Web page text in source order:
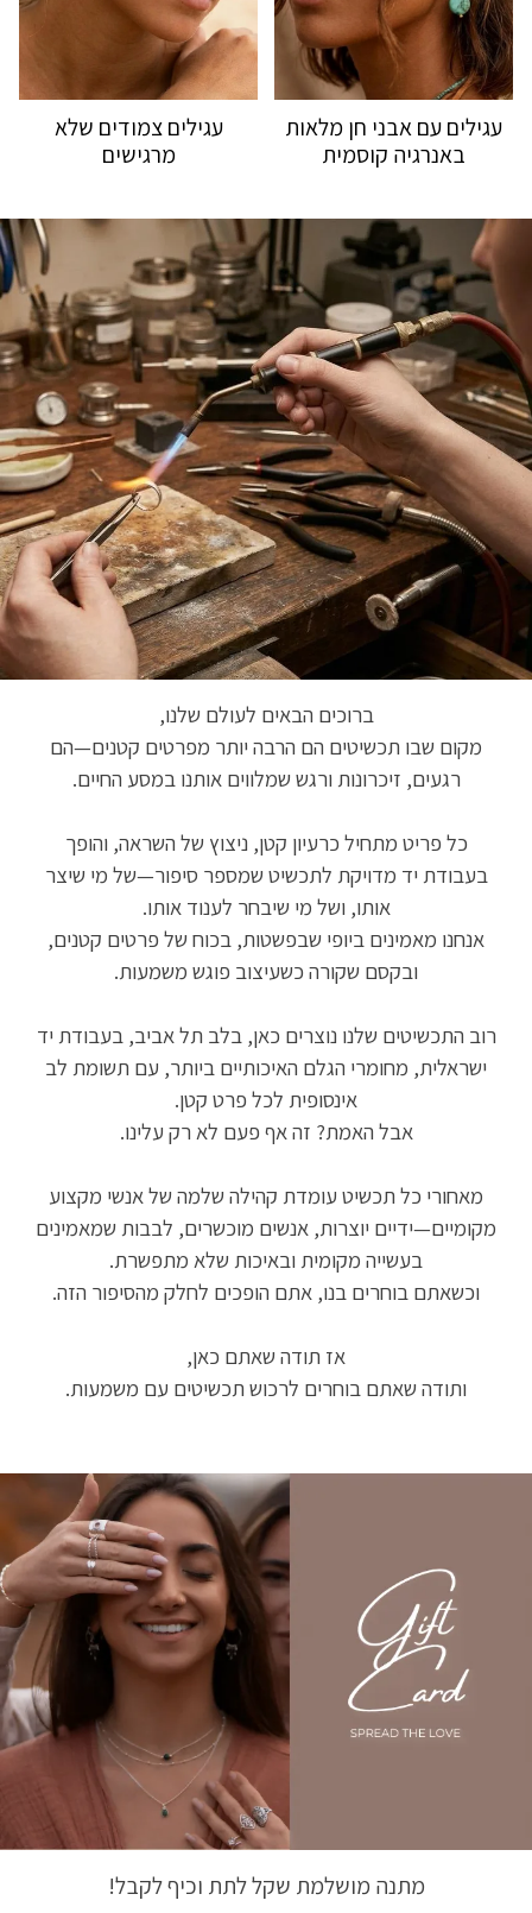
עגילים עם אבני חן מלאות
באנרגיה קוסמית
עגילים צמודים שלא
מרגישים
ברוכים הבאים לעולם שלנו,
מקום שבו תכשיטים הם הרבה יותר מפרטים קטנים—הם
רגעים, זיכרונות ורגש שמלווים אותנו במסע החיים.
כל פריט מתחיל כרעיון קטן, ניצוץ של השראה, והופך
בעבודת יד מדויקת לתכשיט שמספר סיפור—של מי שיצר
אותו, ושל מי שיבחר לענוד אותו.
אנחנו מאמינים ביופי שבפשטות, בכוח של פרטים קטנים,
ובקסם שקורה כשעיצוב פוגש משמעות.
רוב התכשיטים שלנו נוצרים כאן, בלב תל אביב, בעבודת יד
ישראלית, מחומרי הגלם האיכותיים ביותר, עם תשומת לב
אינסופית לכל פרט קטן.
אבל האמת? זה אף פעם לא רק עלינו.
מאחורי כל תכשיט עומדת קהילה שלמה של אנשי מקצוע
מקומיים—ידיים יוצרות, אנשים מוכשרים, לבבות שמאמינים
בעשייה מקומית ובאיכות שלא מתפשרת.
וכשאתם בוחרים בנו, אתם הופכים לחלק מהסיפור הזה.
אז תודה שאתם כאן,
ותודה שאתם בוחרים לרכוש תכשיטים עם משמעות.
מתנה מושלמת שקל לתת וכיף לקבל!